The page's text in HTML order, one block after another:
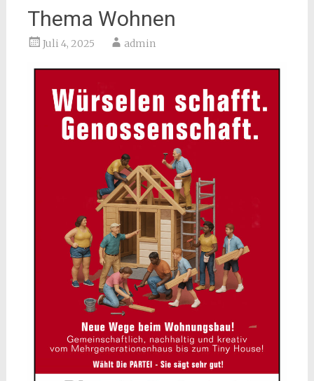
Thema Wohnen
Juli 4, 2025 admin